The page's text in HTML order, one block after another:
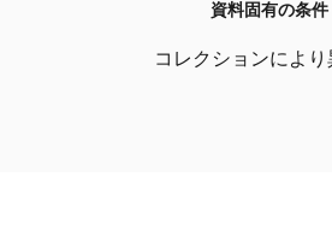
資料固有の条件
コレクションにより